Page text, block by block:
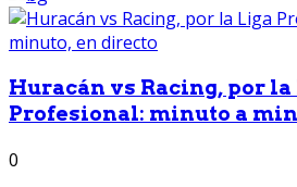
Huracán vs Racing, por la
Profesional: minuto a
0